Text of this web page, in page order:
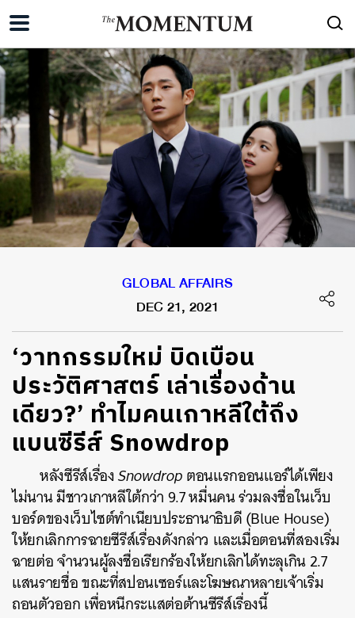
GLOBAL AFFAIRS
DEC 21, 2021
‘วาทกรรมใหม่ บิดเบือน
ประวัติศาสตร์ เล่าเรื่องด้าน
เดียว?’ ทำไมคนเกาหลีใต้ถึง
แบนซีรีส์ Snowdrop
หลังซีรีส์เรื่องSnowdropตอนแรกออนแอร์ได้เพียง
ไม่นาน มีชาวเกาหลีใต้กว่า 9.7 หมื่นคน ร่วมลงชื่อในเว็บ
บอร์ดของเว็บไซต์ทำเนียบประธานาธิบดี (Blue House)
ให้ยกเลิกการฉายซีรีส์เรื่องดังกล่าว และเมื่อตอนที่สองเริ่ม
ฉายต่อ จำนวนผู้ลงชื่อเรียกร้องให้ยกเลิกได้ทะลุเกิน 2.7
แสนรายชื่อ ขณะที่สปอนเซอร์และโฆษณาหลายเจ้าเริ่ม
ถอนตัวออก เพื่อหนีกระแสต่อต้านซีรีส์เรื่องนี้